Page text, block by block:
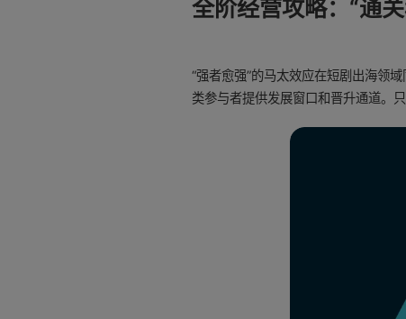
全阶经营攻略：“通
“强者愈强”的马太效应在短剧出海领
类参与者提供发展窗口和晋升通道。